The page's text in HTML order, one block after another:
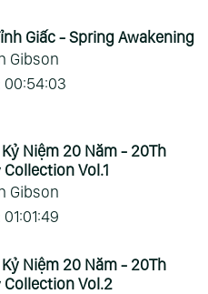
Giấc - Spring Awakening
Gibson
00:54:03
Niệm 20 Năm - 20Th
Vol.1
Gibson
Niệm 20 Năm - 20Th
Collection Vol.2